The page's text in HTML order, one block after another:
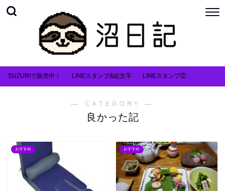
SUZURIで販売中！ LINEスタンプ&絵文字 LINEスタンプ②
― CATEGORY ―
良かった記
おすすめ おすすめ